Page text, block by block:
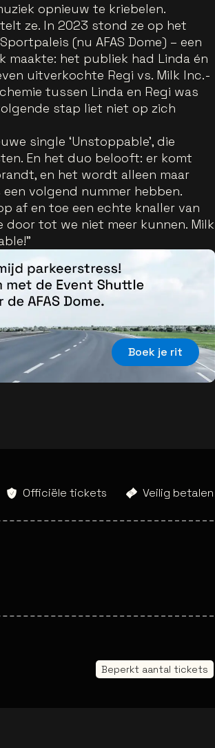
opnieuw te kriebelen.
ze. In 2023 stond ze op het
(nu AFAS Dome) – een
maakte: het publiek had Linda én
uitverkochte Regi vs. Milk Inc.-
tussen Linda en Regi was
stap liet niet op zich
single ‘Unstoppable’, die
En het duo belooft: er komt
en het wordt alleen maar
volgend nummer hebben.
af en toe een echte knaller van
door tot we niet meer kunnen. Milk
Boek je rit
Officiële tickets Veilig betalen
Beperkt aantal tickets